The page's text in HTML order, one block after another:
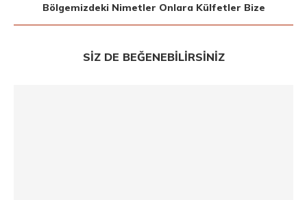
Bölgemizdeki Nimetler Onlara Külfetler Bize
SIZ DE BEĞENEBILIRSINIZ